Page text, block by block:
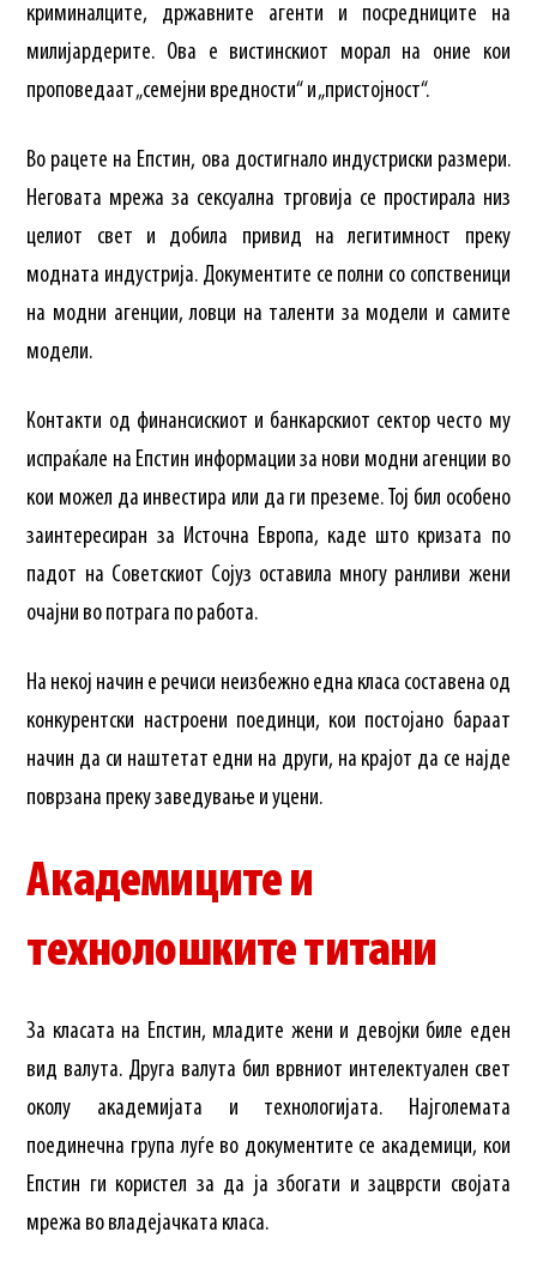
криминалците, државните агенти и посредниците на
милијардерите. Ова е вистинскиот морал на оние кои
проповедаат „семејни вредности“ и „пристојност“.
Во рацете на Епстин, ова достигнало индустриски размери.
Неговата мрежа за сексуална трговија се простирала низ
целиот свет и добила привид на легитимност преку
модната индустрија. Документите се полни со сопственици
на модни агенции, ловци на таленти за модели и самите
модели.
Контакти од финансискиот и банкарскиот сектор често му
испраќале на Епстин информации за нови модни агенции во
кои можел да инвестира или да ги преземе. Тој бил особено
заинтересиран за Источна Европа, каде што кризата по
падот на Советскиот Сојуз оставила многу ранливи жени
очајни во потрага по работа.
На некој начин е речиси неизбежно една класа составена од
конкурентски настроени поединци, кои постојано бараат
начин да си наштетат едни на други, на крајот да се најде
поврзана преку заведување и уцени.
Академиците и
технолошките титани
За класата на Епстин, младите жени и девојки биле еден
вид валута. Друга валута бил врвниот интелектуален свет
околу академијата и технологијата. Најголемата
поединечна група луѓе во документите се академици, кои
Епстин ги користел за да ја збогати и зацврсти својата
мрежа во владејачката класа.